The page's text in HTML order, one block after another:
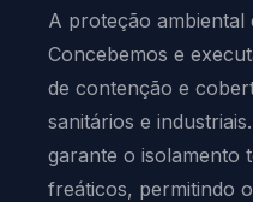
A proteção ambiental
Concebemos e
de contenção e
sanitários e
garante o isolamento
freáticos, permitindo